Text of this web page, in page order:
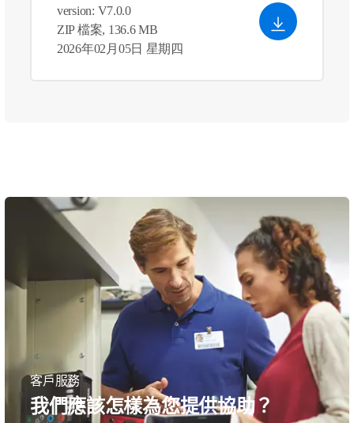
version: V7.0.0
ZIP 檔案, 136.6 MB
2026年02月05日 星期四
客戶服務
我們應該怎樣為您提供協助？